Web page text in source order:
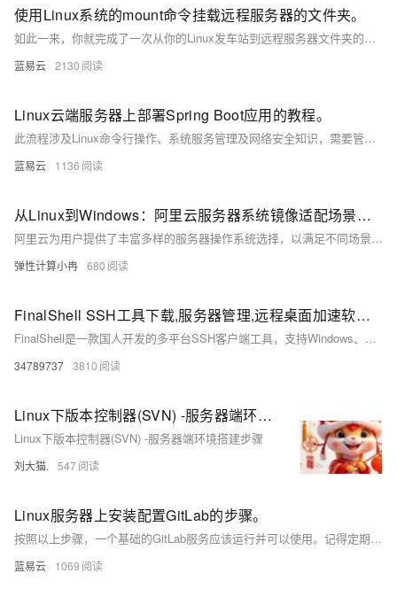
使用Linux系统的mount命令挂载远程服务器的文件夹。
如此一来，你就完成了一次从你的Linux发车站到远程服务器文件夹的有趣旅行。在这个技术之旅中，你既探索了新地方，也学到了如何桥接不同系统之间的距离。
蓝易云 2130
Linux云端服务器上部署Spring Boot应用的教程。
此流程涉及Linux命令行操作、系统服务管理及网络安全知识，需要管理员权限以进行配置和服务管理。务必在一个测试环境中验证所有步骤，确保一切配置正确无误后，再将应用部署到生产环境中。也可以使用如Ansible、Chef等配置管理工具来自动化部署过程，提升效率和可靠性。
蓝易云 1136
从Linux到Windows：阿里云服务器系统镜像适配场景与选择参考
阿里云为用户提供了丰富多样的服务器操作系统选择，以满足不同场景下的应用需求。目前，云服务器的操作系统镜像主要分为公共镜像、自定义镜像、共享镜像、镜像市场和社区镜像五大类。以下是对这些镜像类型的详细介绍及选择云服务器系统时需要考虑的因素，以供参考。
弹性计算小冉 680
FinalShell SSH工具下载,服务器管理,远程桌面加速软件,支持Windows,macOS,Linux
FinalShell是一款国人开发的多平台SSH客户端工具，支持Windows、Mac OS X和Linux系统。它提供一体化服务器管理功能，支持shell和sftp同屏显示，命令自动提示，操作便捷。软件还具备加速功能，提升访问服务器速度，适合普通用户和专业人士使用。
34789737 3810
Linux下版本控制器(SVN) -服务器端环境搭建步骤
Linux下版本控制器(SVN) -服务器端环境搭建步骤
刘大猫. 547
Linux服务器上安装配置GitLab的步骤。
按照以上步骤，一个基础的GitLab服务应该运行并可以使用。记得定期检查GitLab官方文档，因为GitLab的安装和配置步骤可能随着新版本而变化。
蓝易云 1069